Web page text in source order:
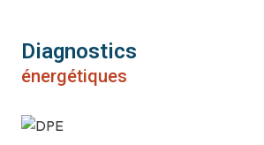
Diagnostics
énergétiques